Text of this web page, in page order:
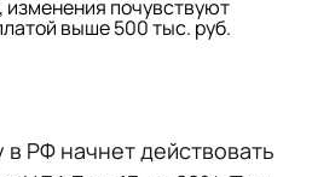
почувствуют
выше 500 тыс. руб.
в РФ начнет действовать